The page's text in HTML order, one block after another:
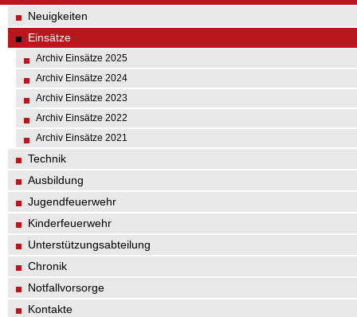
Neuigkeiten
Einsätze
Archiv Einsätze 2025
Archiv Einsätze 2024
Archiv Einsätze 2023
Archiv Einsätze 2022
Archiv Einsätze 2021
Technik
Ausbildung
Jugendfeuerwehr
Kinderfeuerwehr
Unterstützungsabteilung
Chronik
Notfallvorsorge
Kontakte